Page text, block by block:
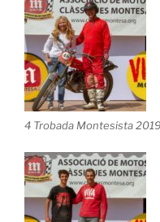
4 Trobada Montesista 2019